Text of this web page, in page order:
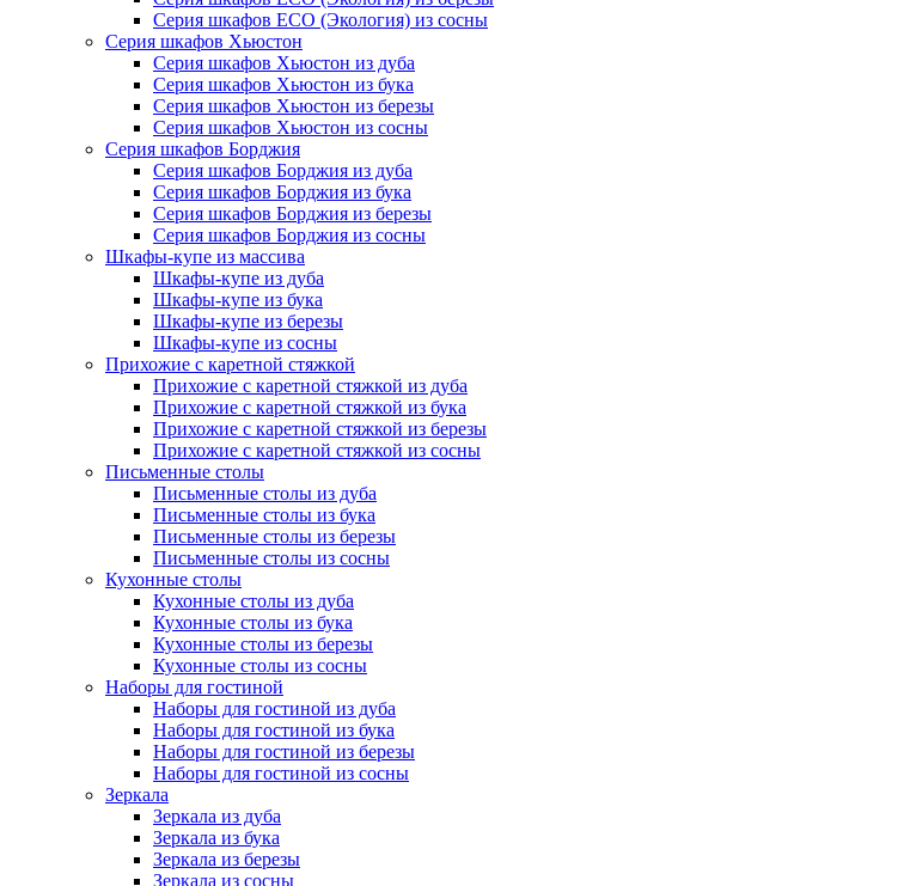
Серия шкафов ECO (Экология) из сосны
Серия шкафов Хьюстон
Серия шкафов Хьюстон из дуба
Серия шкафов Хьюстон из бука
Серия шкафов Хьюстон из березы
Серия шкафов Хьюстон из сосны
Серия шкафов Борджия
Серия шкафов Борджия из дуба
Серия шкафов Борджия из бука
Серия шкафов Борджия из березы
Серия шкафов Борджия из сосны
Шкафы-купе из массива
Шкафы-купе из дуба
Шкафы-купе из бука
Шкафы-купе из березы
Шкафы-купе из сосны
Прихожие с каретной стяжкой
Прихожие с каретной стяжкой из дуба
Прихожие с каретной стяжкой из бука
Прихожие с каретной стяжкой из березы
Прихожие с каретной стяжкой из сосны
Письменные столы
Письменные столы из дуба
Письменные столы из бука
Письменные столы из березы
Письменные столы из сосны
Кухонные столы
Кухонные столы из дуба
Кухонные столы из бука
Кухонные столы из березы
Кухонные столы из сосны
Наборы для гостиной
Наборы для гостиной из дуба
Наборы для гостиной из бука
Наборы для гостиной из березы
Наборы для гостиной из сосны
Зеркала
Зеркала из дуба
Зеркала из бука
Зеркала из березы
Зеркала из сосны